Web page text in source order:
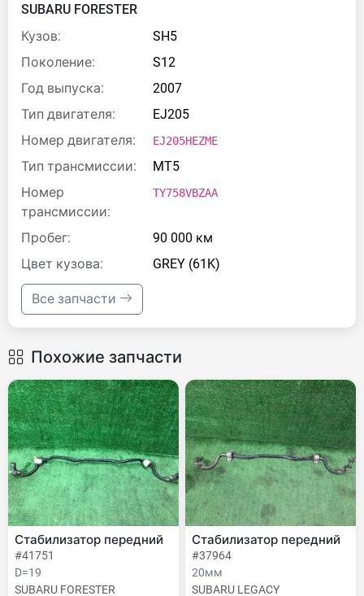
SUBARU FORESTER
Кузов:
SH5
Поколение:
S12
Год выпуска:
2007
Тип двигателя:
EJ205
Номер двигателя:
EJ205HEZME
Тип трансмиссии:
MT5
Номер
трансмиссии:
TY758VBZAA
Пробег:
90 000 км
Цвет кузова:
GREY (61K)
Все запчасти
Похожие запчасти
Стабилизатор передний
#41751
D=19
SUBARU FORESTER
Стабилизатор передний
#37964
20мм
SUBARU LEGACY